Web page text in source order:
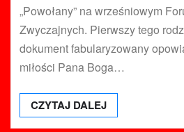
„Powołany” na wrześniowym
Zwyczajnych. Pierwszy tego
dokument fabularyzowany
miłości Pana Boga…
CZYTAJ DALEJ